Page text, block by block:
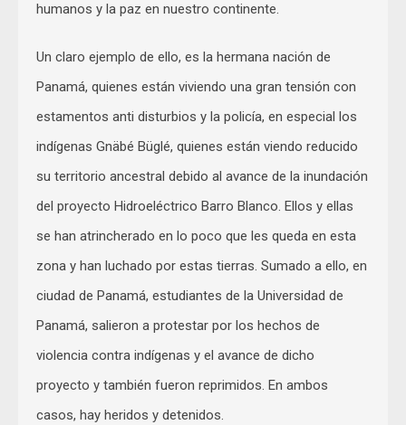
humanos y la paz en nuestro continente.
Un claro ejemplo de ello, es la hermana nación de
Panamá, quienes están viviendo una gran tensión con
estamentos anti disturbios y la policía, en especial los
indígenas Gnäbé Büglé, quienes están viendo reducido
su territorio ancestral debido al avance de la inundación
del proyecto Hidroeléctrico Barro Blanco. Ellos y ellas
se han atrincherado en lo poco que les queda en esta
zona y han luchado por estas tierras. Sumado a ello, en
ciudad de Panamá, estudiantes de la Universidad de
Panamá, salieron a protestar por los hechos de
violencia contra indígenas y el avance de dicho
proyecto y también fueron reprimidos. En ambos
casos, hay heridos y detenidos.